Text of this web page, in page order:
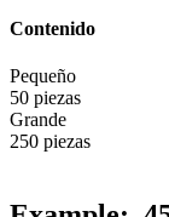
Contenido
Pequeño
50 piezas
Grande
250 piezas